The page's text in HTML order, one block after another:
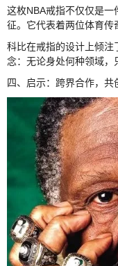
这枚NBA戒指不仅仅是
征。它代表着两位体育传
科比在戒指的设计上倾
念：无论身处何种领域，
四、启示：跨界合作，共